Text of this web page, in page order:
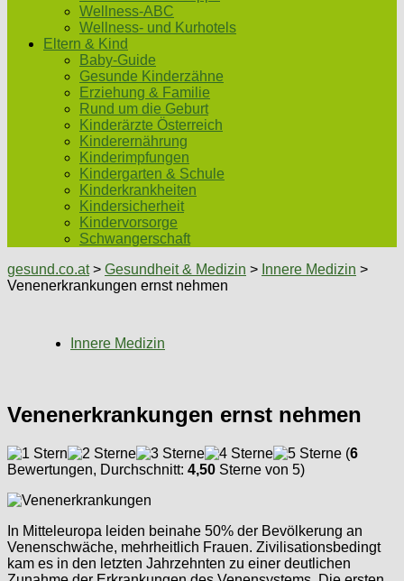
Wellness-ABC
Wellness- und Kurhotels
Eltern & Kind
Baby-Guide
Gesunde Kinderzähne
Erziehung & Familie
Rund um die Geburt
Kinderärzte Österreich
Kinderernährung
Kinderimpfungen
Kindergarten & Schule
Kinderkrankheiten
Kindersicherheit
Kindervorsorge
Schwangerschaft
gesund.co.at> Gesundheit & Medizin > Innere Medizin >
Venenerkrankungen ernst nehmen
Innere Medizin
Venenerkrankungen ernst nehmen
(6
Bewertungen, Durchschnitt: 4,50 Sterne von 5)
In Mitteleuropa leiden beinahe 50% der Bevölkerung an
Venenschwäche, mehrheitlich Frauen. Zivilisationsbedingt
kam es in den letzten Jahrzehnten zu einer deutlichen